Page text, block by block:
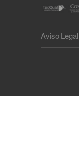
Aviso Legal